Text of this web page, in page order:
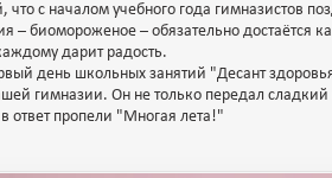
с началом учебного года гимназистов
– биомороженое – обязательно достаётся
дарит радость.
день школьных занятий "Десант
гимназии. Он не только передал
ответ пропели "Многая лета!"